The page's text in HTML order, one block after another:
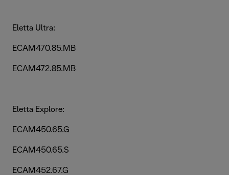
Eletta Ultra:
ECAM470.85.MB
ECAM472.85.MB
Eletta Explore:
ECAM450.65.G
ECAM450.65.S
ECAM452.67.G